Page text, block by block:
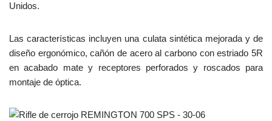
Unidos.
Las características incluyen una culata sintética mejorada y de
diseño ergonómico, cañón de acero al carbono con estriado 5R
en acabado mate y receptores perforados y roscados para
montaje de óptica.